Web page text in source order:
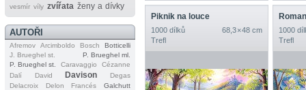
vesmír víly zvířata ženy a dívky
AUTOŘI
Afremov Arcimboldo Bosch
Botticelli
J. Brueghel st.
P. Brueghel ml.
P. Brueghel st.
Caravaggio
Cézanne
Dalí
David Davison
Degas
Delacroix
Delon Francés
Galchutt
Piknik na louce
1000 dílků
68,3 × 48 cm
Trefl
1000
Trefl